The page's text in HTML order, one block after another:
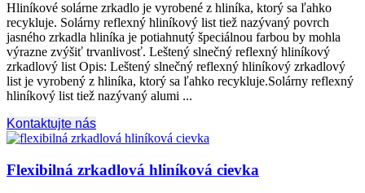
Hliníkové solárne zrkadlo je vyrobené z hliníka, ktorý sa ľahko
recykluje. Solárny reflexný hliníkový list tiež nazývaný povrch
jasného zrkadla hliníka je potiahnutý špeciálnou farbou by mohla
výrazne zvýšiť trvanlivosť. Leštený slnečný reflexný hliníkový
zrkadlový list Opis: Leštený slnečný reflexný hliníkový zrkadlový
list je vyrobený z hliníka, ktorý sa ľahko recykluje.Solárny reflexný
hliníkový list tiež nazývaný alumi ...
Kontaktujte nás
Flexibilná zrkadlová hliníková cievka